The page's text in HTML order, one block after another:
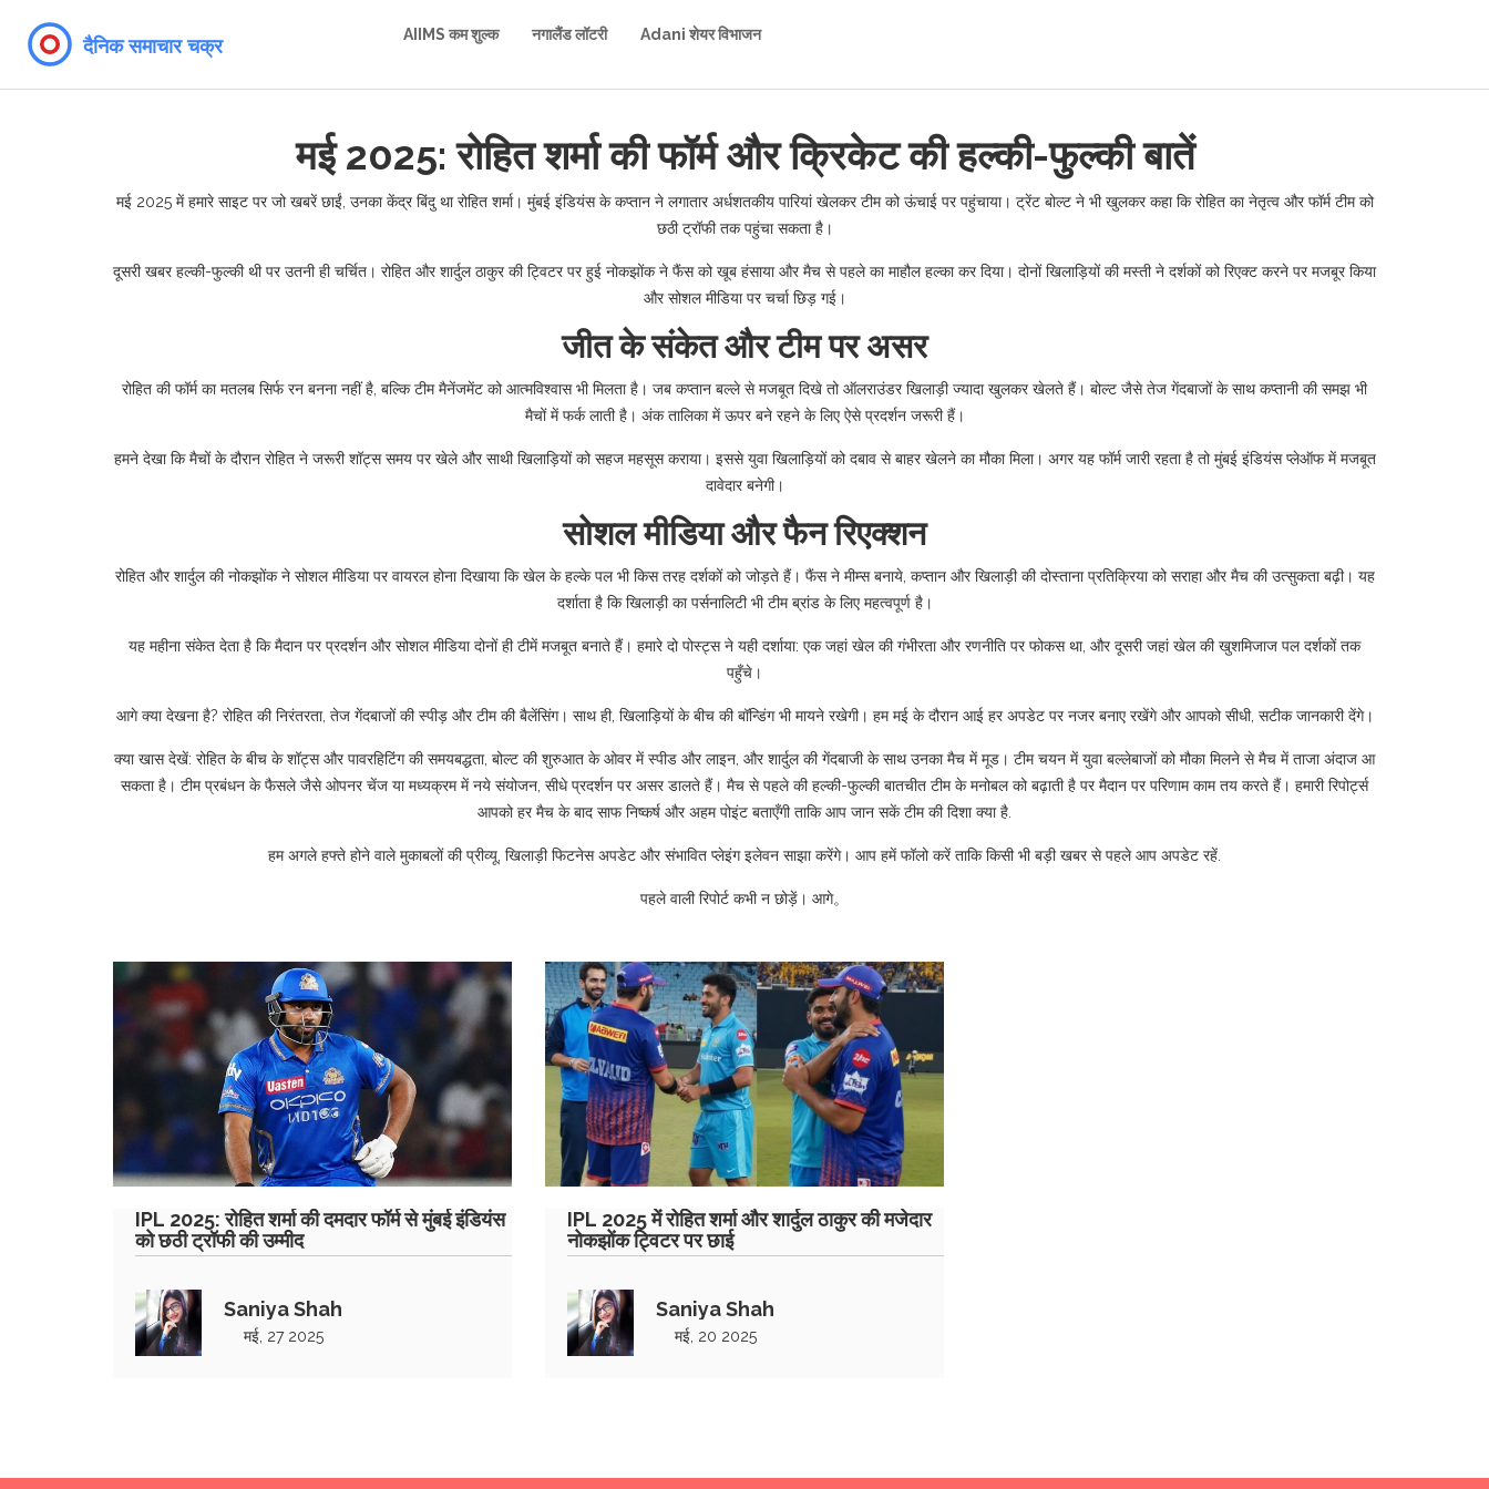
AIIMS कम शुल्क नगालैंड लॉटरी Adani शेयर विभाजन
मई 2025: रोहित शर्मा की फॉर्म और क्रिकेट की हल्की-फुल्की बातें
मई 2025 में हमारे साइट पर जो खबरें छाईं, उनका केंद्र बिंदु था रोहित शर्मा। मुंबई इंडियंस के कप्तान ने लगातार अर्धशतकीय पारियां खेलकर टीम को ऊंचाई पर पहुंचाया। ट्रेंट बोल्ट ने भी खुलकर कहा कि रोहित का नेतृत्व और फॉर्म टीम को
छठी ट्रॉफी तक पहुंचा सकता है।
दूसरी खबर हल्की-फुल्की थी पर उतनी ही चर्चित। रोहित और शार्दुल ठाकुर की ट्विटर पर हुई नोकझोंक ने फैंस को खूब हंसाया और मैच से पहले का माहौल हल्का कर दिया। दोनों खिलाड़ियों की मस्ती ने दर्शकों को रिएक्ट करने पर मजबूर किया
और सोशल मीडिया पर चर्चा छिड़ गई।
जीत के संकेत और टीम पर असर
रोहित की फॉर्म का मतलब सिर्फ रन बनना नहीं है, बल्कि टीम मैनेंजमेंट को आत्मविश्वास भी मिलता है। जब कप्तान बल्ले से मजबूत दिखे तो ऑलराउंडर खिलाड़ी ज्यादा खुलकर खेलते हैं। बोल्ट जैसे तेज गेंदबाजों के साथ कप्तानी की समझ भी
मैचों में फर्क लाती है। अंक तालिका में ऊपर बने रहने के लिए ऐसे प्रदर्शन जरूरी हैं।
हमने देखा कि मैचों के दौरान रोहित ने जरूरी शॉट्स समय पर खेले और साथी खिलाड़ियों को सहज महसूस कराया। इससे युवा खिलाड़ियों को दबाव से बाहर खेलने का मौका मिला। अगर यह फॉर्म जारी रहता है तो मुंबई इंडियंस प्लेऑफ में मजबूत
दावेदार बनेगी।
सोशल मीडिया और फैन रिएक्शन
रोहित और शार्दुल की नोकझोंक ने सोशल मीडिया पर वायरल होना दिखाया कि खेल के हल्के पल भी किस तरह दर्शकों को जोड़ते हैं। फैंस ने मीम्स बनाये, कप्तान और खिलाड़ी की दोस्ताना प्रतिक्रिया को सराहा और मैच की उत्सुकता बढ़ी। यह
दर्शाता है कि खिलाड़ी का पर्सनालिटी भी टीम ब्रांड के लिए महत्वपूर्ण है।
यह महीना संकेत देता है कि मैदान पर प्रदर्शन और सोशल मीडिया दोनों ही टीमें मजबूत बनाते हैं। हमारे दो पोस्ट्स ने यही दर्शाया: एक जहां खेल की गंभीरता और रणनीति पर फोकस था, और दूसरी जहां खेल की खुशमिजाज पल दर्शकों तक
पहुँचे।
आगे क्या देखना है? रोहित की निरंतरता, तेज गेंदबाजों की स्पीड़ और टीम की बैलेंसिंग। साथ ही, खिलाड़ियों के बीच की बॉन्डिंग भी मायने रखेगी। हम मई के दौरान आई हर अपडेट पर नजर बनाए रखेंगे और आपको सीधी, सटीक जानकारी देंगे।
क्या खास देखें: रोहित के बीच के शॉट्स और पावरहिटिंग की समयबद्धता, बोल्ट की शुरुआत के ओवर में स्पीड और लाइन, और शार्दुल की गेंदबाजी के साथ उनका मैच में मूड। टीम चयन में युवा बल्लेबाजों को मौका मिलने से मैच में ताजा अंदाज आ
सकता है। टीम प्रबंधन के फैसले जैसे ओपनर चेंज या मध्यक्रम में नये संयोजन, सीधे प्रदर्शन पर असर डालते हैं। मैच से पहले की हल्की-फुल्की बातचीत टीम के मनोबल को बढ़ाती है पर मैदान पर परिणाम काम तय करते हैं। हमारी रिपोर्ट्स
आपको हर मैच के बाद साफ निष्कर्ष और अहम पोइंट बताएँगी ताकि आप जान सकें टीम की दिशा क्या है.
हम अगले हफ्ते होने वाले मुकाबलों की प्रीव्यू, खिलाड़ी फिटनेस अपडेट और संभावित प्लेइंग इलेवन साझा करेंगे। आप हमें फॉलो करें ताकि किसी भी बड़ी खबर से पहले आप अपडेट रहें.
पहले वाली रिपोर्ट कभी न छोड़ें। आगे。
IPL 2025: रोहित शर्मा की दमदार फॉर्म से मुंबई इंडियंस
को छठी ट्रॉफी की उम्मीद
Saniya Shah
मई, 27 2025
IPL 2025 में रोहित शर्मा और शार्दुल ठाकुर की मजेदार
नोकझोंक ट्विटर पर छाई
Saniya Shah
मई, 20 2025